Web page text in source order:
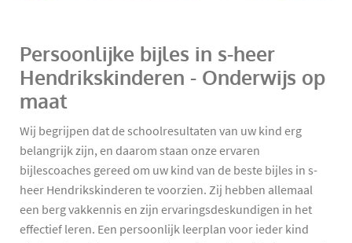
Persoonlijke bijles in s-heer
Hendrikskinderen - Onderwijs op
maat
Wij begrijpen dat de schoolresultaten van uw kind erg
belangrijk zijn, en daarom staan onze ervaren
bijlescoaches gereed om uw kind van de beste bijles in s-
heer Hendrikskinderen te voorzien. Zij hebben allemaal
een berg vakkennis en zijn ervaringsdeskundigen in het
effectief leren. Een persoonlijk leerplan voor ieder kind